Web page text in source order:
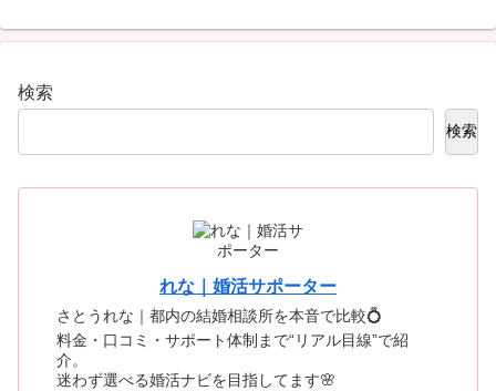
検索
検索
れな｜婚活サポーター
さとうれな｜都内の結婚相談所を本音で比較💍
料金・口コミ・サポート体制まで“リアル目線”で紹
介。
迷わず選べる婚活ナビを目指してます🌸